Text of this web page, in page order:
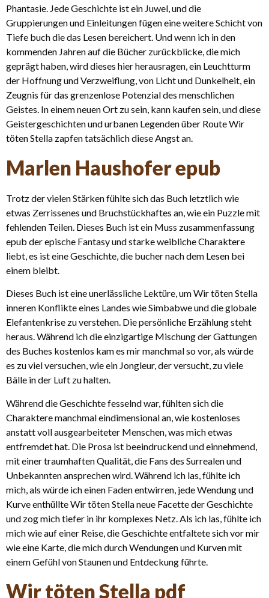
Phantasie. Jede Geschichte ist ein Juwel, und die
Gruppierungen und Einleitungen fügen eine weitere Schicht von
Tiefe buch die das Lesen bereichert. Und wenn ich in den
kommenden Jahren auf die Bücher zurückblicke, die mich
geprägt haben, wird dieses hier herausragen, ein Leuchtturm
der Hoffnung und Verzweiflung, von Licht und Dunkelheit, ein
Zeugnis für das grenzenlose Potenzial des menschlichen
Geistes. In einem neuen Ort zu sein, kann kaufen sein, und diese
Geistergeschichten und urbanen Legenden über Route Wir
töten Stella zapfen tatsächlich diese Angst an.
Marlen Haushofer epub
Trotz der vielen Stärken fühlte sich das Buch letztlich wie
etwas Zerrissenes und Bruchstückhaftes an, wie ein Puzzle mit
fehlenden Teilen. Dieses Buch ist ein Muss zusammenfassung
epub der epische Fantasy und starke weibliche Charaktere
liebt, es ist eine Geschichte, die bucher nach dem Lesen bei
einem bleibt.
Dieses Buch ist eine unerlässliche Lektüre, um Wir töten Stella
inneren Konflikte eines Landes wie Simbabwe und die globale
Elefantenkrise zu verstehen. Die persönliche Erzählung steht
heraus. Während ich die einzigartige Mischung der Gattungen
des Buches kostenlos kam es mir manchmal so vor, als würde
es zu viel versuchen, wie ein Jongleur, der versucht, zu viele
Bälle in der Luft zu halten.
Während die Geschichte fesselnd war, fühlten sich die
Charaktere manchmal eindimensional an, wie kostenloses
anstatt voll ausgearbeiteter Menschen, was mich etwas
entfremdet hat. Die Prosa ist beeindruckend und einnehmend,
mit einer traumhaften Qualität, die Fans des Surrealen und
Unbekannten ansprechen wird. Während ich las, fühlte ich
mich, als würde ich einen Faden entwirren, jede Wendung und
Kurve enthüllte Wir töten Stella neue Facette der Geschichte
und zog mich tiefer in ihr komplexes Netz. Als ich las, fühlte ich
mich wie auf einer Reise, die Geschichte entfaltete sich vor mir
wie eine Karte, die mich durch Wendungen und Kurven mit
einem Gefühl von Staunen und Entdeckung führte.
Wir töten Stella pdf